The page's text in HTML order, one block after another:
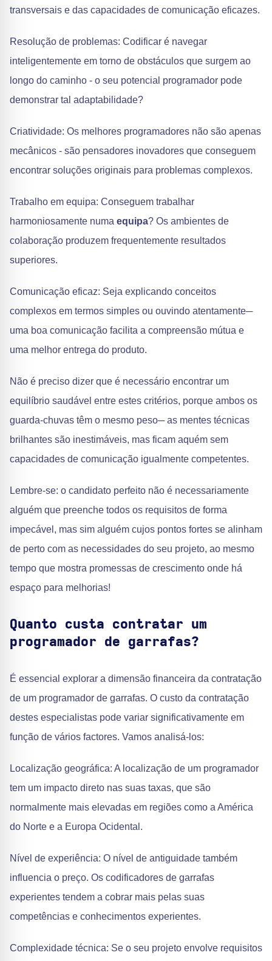
transversais e das capacidades de comunicação eficazes.
Resolução de problemas: Codificar é navegar
inteligentemente em torno de obstáculos que surgem ao
longo do caminho - o seu potencial programador pode
demonstrar tal adaptabilidade?
Criatividade: Os melhores programadores não são apenas
mecânicos - são pensadores inovadores que conseguem
encontrar soluções originais para problemas complexos.
Trabalho em equipa: Conseguem trabalhar
harmoniosamente numa equipa? Os ambientes de
colaboração produzem frequentemente resultados
superiores.
Comunicação eficaz: Seja explicando conceitos
complexos em termos simples ou ouvindo atentamente─
uma boa comunicação facilita a compreensão mútua e
uma melhor entrega do produto.
Não é preciso dizer que é necessário encontrar um
equilíbrio saudável entre estes critérios, porque ambos os
guarda-chuvas têm o mesmo peso─ as mentes técnicas
brilhantes são inestimáveis, mas ficam aquém sem
capacidades de comunicação igualmente competentes.
Lembre-se: o candidato perfeito não é necessariamente
alguém que preenche todos os requisitos de forma
impecável, mas sim alguém cujos pontos fortes se alinham
de perto com as necessidades do seu projeto, ao mesmo
tempo que mostra promessas de crescimento onde há
espaço para melhorias!
Quanto custa contratar um
programador de garrafas?
É essencial explorar a dimensão financeira da contratação
de um programador de garrafas. O custo da contratação
destes especialistas pode variar significativamente em
função de vários factores. Vamos analisá-los:
Localização geográfica: A localização de um programador
tem um impacto direto nas suas taxas, que são
normalmente mais elevadas em regiões como a América
do Norte e a Europa Ocidental.
Nível de experiência: O nível de antiguidade também
influencia o preço. Os codificadores de garrafas
experientes tendem a cobrar mais pelas suas
competências e conhecimentos experientes.
Complexidade técnica: Se o seu projeto envolve requisitos